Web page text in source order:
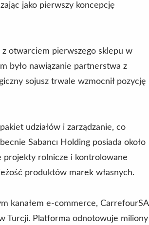
jako pierwszy koncepcję
otwarciem pierwszego sklepu w
było nawiązanie partnerstwa z
sojusz trwale wzmocnił pozycję
udziałów i zarządzanie, co
Sabancı Holding posiada około
projekty rolnicze i kontrolowane
produktów marek własnych.
kanałem e-commerce, CarrefourSA
Turcji. Platforma odnotowuje miliony